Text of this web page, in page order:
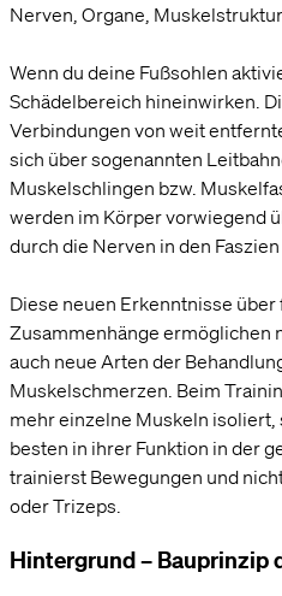
Nerven, Organe,
Wenn du deine Fußsohlen
Schädelbereich hineinwirken.
Verbindungen von weit
sich über sogenannten
Muskelschlingen bzw.
werden im Körper vorwiegend
durch die Nerven in den
Diese neuen Erkenntnisse
Zusammenhänge ermöglichen
auch neue Arten der
Muskelschmerzen. Beim
mehr einzelne Muskeln
besten in ihrer Funktion in der
trainierst Bewegungen und
oder Trizeps.
Hintergrund – Bauprinzip